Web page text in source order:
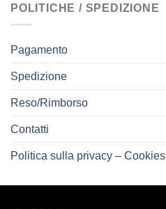
POLITICHE / SPEDIZIONE
Pagamento
Spedizione
Reso/Rimborso
Contatti
Politica sulla privacy – Cookies